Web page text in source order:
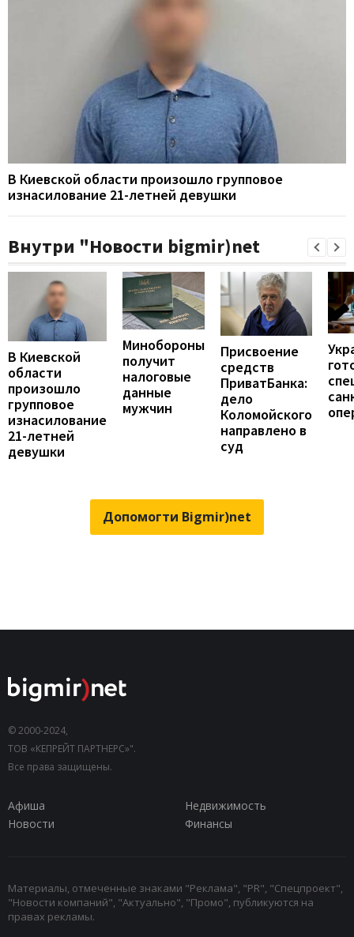
В Киевской области произошло групповое
изнасилование 21-летней девушки
Внутри "Новости bigmir)net
В Киевской
области
произошло
групповое
изнасилование
21-летней
девушки
Минобороны
получит
налоговые
данные
мужчин
Присвоение
средств
ПриватБанка:
дело
Коломойского
направлено в
суд
Допомогти Bigmir)net
© 2000-2024,
ТОВ «КЕПРЕЙТ ПАРТНЕРС»".
Все права защищены.
Афиша
Недвижимость
Новости
Финансы
Материалы, отмеченные знаками "Реклама", "PR", "Спецпроект",
"Новости компаний", "Актуально", "Промо", публикуются на
правах рекламы.